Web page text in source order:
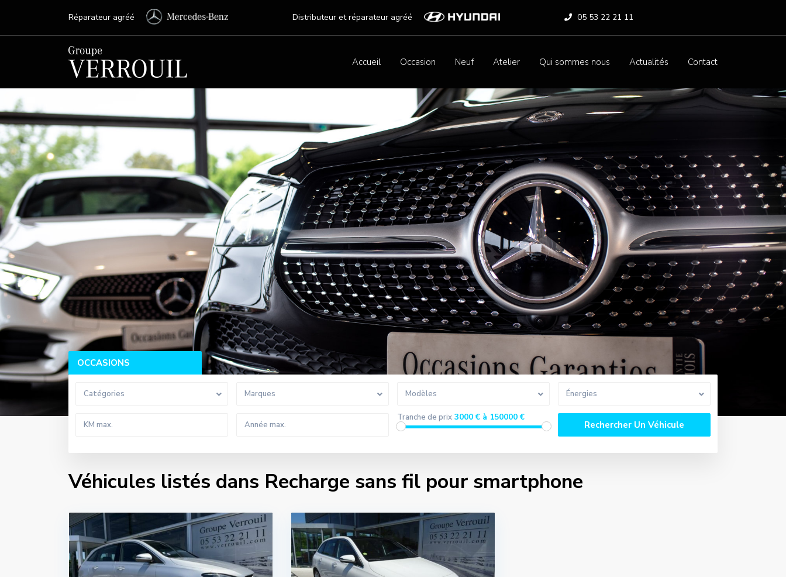
Réparateur agréé Distributeur et réparateur agréé 05 53 22 21 11
Accueil Occasion Neuf Atelier Qui sommes nous Actualités Contact
OCCASIONS
Catégories Marques Modèles Énergies
Tranche de prix 3000 € à 150000 €
Véhicules listés dans Recharge sans fil pour smartphone